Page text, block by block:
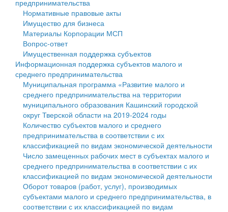
Государственные услуги
Промышленность и АПК
Экономика и бизнес
...
Символика
Устав
Гостям округа
Туризм
Культура
Образование
Здравоохранение
Социальная защита
Фотоальбом
муниципального округа Тверской области
Администрация Кашинского муниципального округа
Тверской области
Управление сельскими территориями
Открытые данные
Работа с обращениями граждан
Муниципальный контроль
Муниципальные услуги
Проекты административных регламентов
Антимонопольный комплаенс
Финансовое управление
Бюджет для граждан
Имущество
Выявление правообладателей ранее учтенных
объектов недвижимости
Имущественная поддержка субъектов малого и
среднего предпринимательства
Информационная поддержка субъектов малого и
среднего предпринимательства
Муниципальные программы
предпринимательства
Нормативные правовые акты
Имущество для бизнеса
Материалы Корпорации МСП
Вопрос-ответ
Имущественная поддержка субъектов
Информационная поддержка субъектов малого и
среднего предпринимательства
Муниципальная программа «Развитие малого и
среднего предпринимательства на территории
муниципального образования Кашинский городской
округ Тверской области на 2019-2024 годы
Количество субъектов малого и среднего
предпринимательства в соответствии с их
классификацией по видам экономической деятельности
Число замещенных рабочих мест в субъектах малого и
среднего предпринимательства в соответствии с их
классификацией по видам экономической деятельности
Оборот товаров (работ, услуг), производимых
субъектами малого и среднего предпринимательства, в
соответствии с их классификацией по видам